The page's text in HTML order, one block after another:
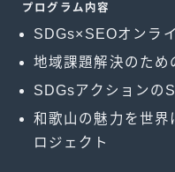
プログラム内容
SDGs×SEOオンラ
地域課題解決のた
SDGsアクションの
和歌山の魅力を世
ロジェクト